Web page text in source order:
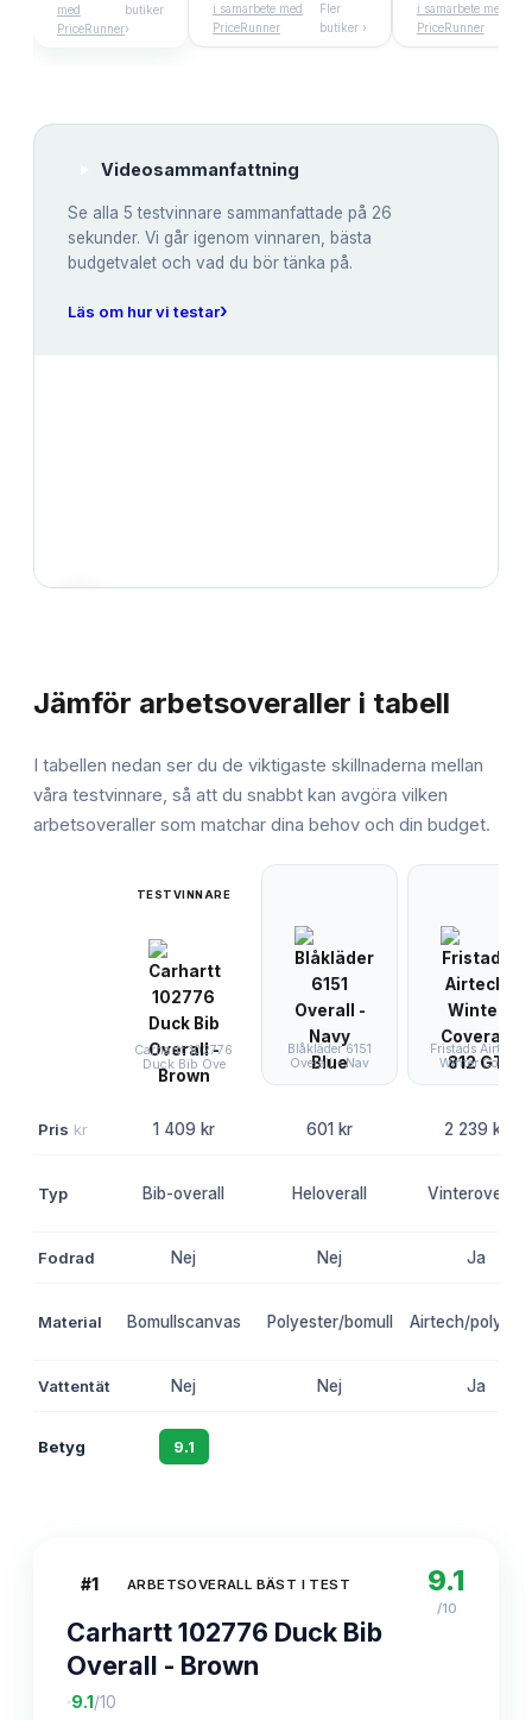
med
PriceRunner
butiker
›
i samarbete med
PriceRunner
Fler
butiker ›
i samarbete med
PriceRunner
Videosammanfattning
Se alla 5 testvinnare sammanfattade på 26
sekunder. Vi går igenom vinnaren, bästa
budgetvalet och vad du bör tänka på.
Läs om hur vi testar›
Jämför arbetsoveraller i tabell
I tabellen nedan ser du de viktigaste skillnaderna mellan
våra testvinnare, så att du snabbt kan avgöra vilken
arbetsoveraller som matchar dina behov och din budget.
TESTVINNARE
Carhartt 102776
Duck Bib Ove
Blåkläder 6151
Overall - Nav
Fristads Airtech
Winter Cove
Pris kr 1 409 kr 601 kr 2 239 kr
Typ Bib-overall Heloverall Vinteroverall
Fodrad Nej Nej Ja
Material Bomullscanvas Polyester/bomull Airtech/
Vattentät Nej Nej Ja
Betyg 9.1
#1 ARBETSOVERALL BÄST I TEST
Carhartt 102776 Duck Bib
Overall - Brown
·9.1 /10
9.1
/10